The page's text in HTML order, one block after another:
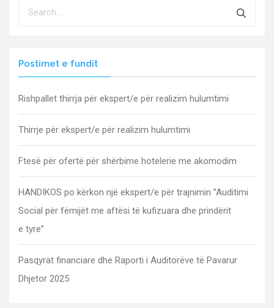
Postimet e fundit
Rishpallet thirrja për ekspert/e për realizim hulumtimi
Thirrje për ekspert/e për realizim hulumtimi
Ftesë për ofertë për shërbime hotelerie me akomodim
HANDIKOS po kërkon një ekspert/e për trajnimin ”Auditimi
Social për fëmijët me aftësi të kufizuara dhe prindërit
e tyre”
Pasqyrat financiare dhe Raporti i Auditorëve të Pavarur
Dhjetor 2025